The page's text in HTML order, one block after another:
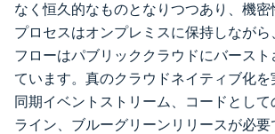
なく恒久的なものとなりつつあり、機
プロセスはオンプレミスに保持しながら
フローはパブリッククラウドにバースト
ています。真のクラウドネイティブ化
同期イベントストリーム、コードとし
ライン、ブルーグリーンリリースが必要